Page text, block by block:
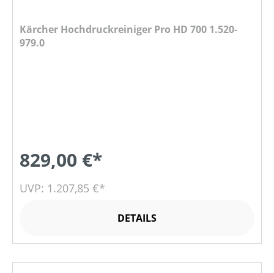
Kärcher Hochdruckreiniger Pro HD 700 1.520-
979.0
829,00 €*
UVP: 1.207,85 €*
DETAILS